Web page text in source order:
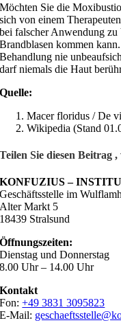
Möchten Sie die
sich von einem
bei falscher Anwendung zu
Brandblasen kommen
Behandlung nie
darf niemals die Haut
Quelle:
Macer floridus / De
Wikipedia (Stand
Teilen Sie diesen Beitrag
KONFUZIUS –
Geschäftsstelle im
Alter Markt 5
18439 Stralsund
Öffnungszeiten:
Dienstag und Donnerstag
8.00 Uhr – 14.00 Uhr
Kontakt
Fon:+49 3831 3095823
E-Mail: